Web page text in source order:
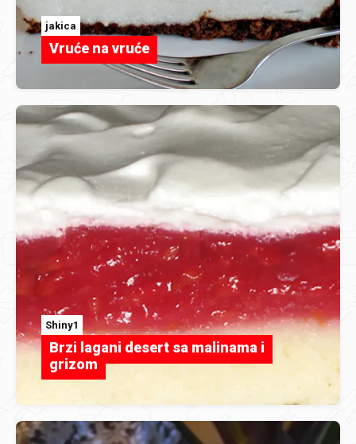
jakica
Vruće na vruće
Shiny1
Brzi lagani desert sa malinama i
grizom